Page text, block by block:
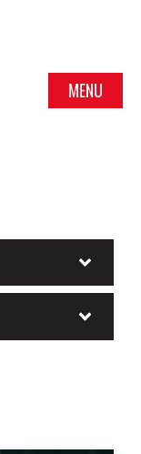
MENU